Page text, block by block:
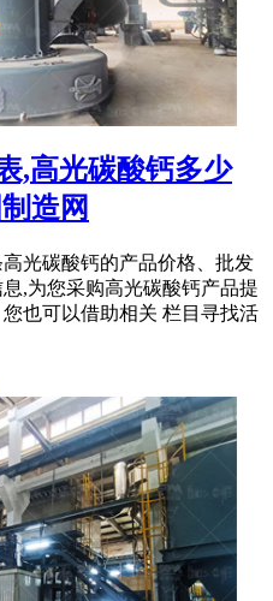
,高光碳酸钙多少
造网
光碳酸钙的产品价格、批发
,为您采购高光碳酸钙产品提
也可以借助相关 栏目寻找活